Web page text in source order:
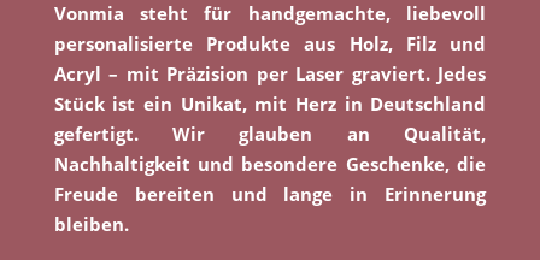
Vonmia steht für handgemachte, liebevoll
personalisierte Produkte aus Holz, Filz und
Acryl – mit Präzision per Laser graviert. Jedes
Stück ist ein Unikat, mit Herz in Deutschland
gefertigt. Wir glauben an Qualität,
Nachhaltigkeit und besondere Geschenke, die
Freude bereiten und lange in Erinnerung
bleiben.